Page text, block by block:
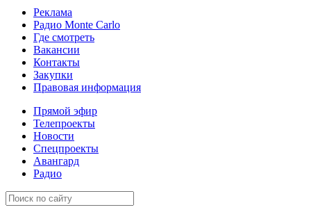
Реклама
Радио Monte Carlo
Где смотреть
Вакансии
Контакты
Закупки
Правовая информация
Прямой эфир
Телепроекты
Новости
Спецпроекты
Авангард
Радио